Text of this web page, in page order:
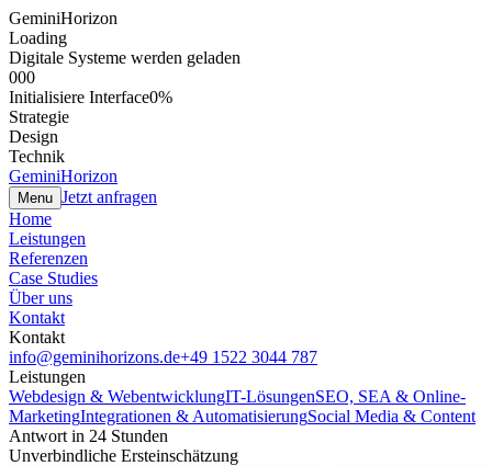
GeminiHorizon
Loading
Digitale Systeme werden geladen
000
Initialisiere Interface0%
Strategie
Design
Technik
GeminiHorizon
Menu Jetzt anfragen
Home
Leistungen
Referenzen
Case Studies
Über uns
Kontakt
Kontakt
info@geminihorizons.de+49 1522 3044 787
Leistungen
Webdesign & WebentwicklungIT-LösungenSEO, SEA & Online-
MarketingIntegrationen & AutomatisierungSocial Media & Content
Antwort in 24 Stunden
Unverbindliche Ersteinschätzung